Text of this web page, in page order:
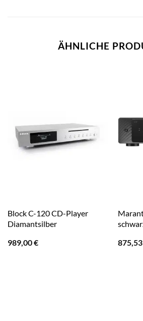
ÄHNLICHE
Block C-120 CD-Player
Diamantsilber
989,00€
875,53